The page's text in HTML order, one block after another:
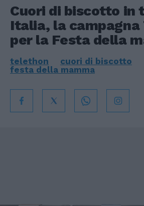
Cuori di biscotto in
Italia, la campagna
per la Festa della
telethon
cuori di biscotto
festa della mamma